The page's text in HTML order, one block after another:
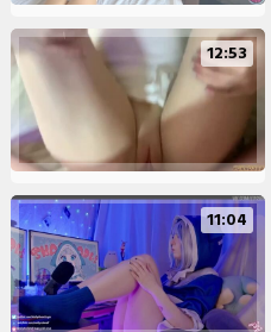
12:53
11:04